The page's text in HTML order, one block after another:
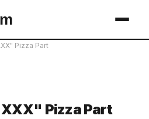
Pizza Part
Pizza Part